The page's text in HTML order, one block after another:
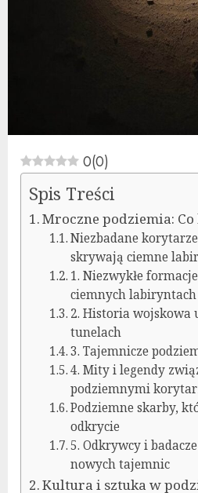
0(0)
Spis Treści
Mroczne podziemia:
Niezbadane
skrywają ciemne
1. Niezwykłe
ciemnych labiryntach
2. Historia wojskowa
tunelach
3. Tajemnicze
4. Mity i legendy
podziemnymi
Podziemne skarby,
odkrycie
5. Odkrywcy i
nowych tajemnic
Kultura i sztuka w